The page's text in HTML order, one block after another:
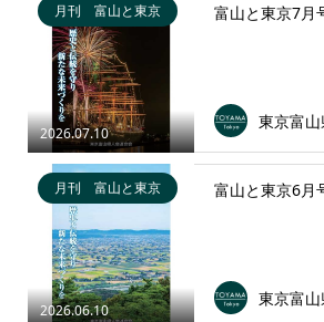
2026.07.10
月刊 富山と東京 富山と東京7月
2026.06.10
月刊 富山と東京 富山と東京6月